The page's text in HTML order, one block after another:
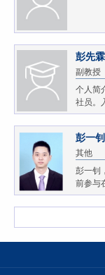
彭先霖
副教授
个人简
社员。
等人才
会委员
彭一钊
其他
彭一钊
前参与
内外学术论文。 【主要研